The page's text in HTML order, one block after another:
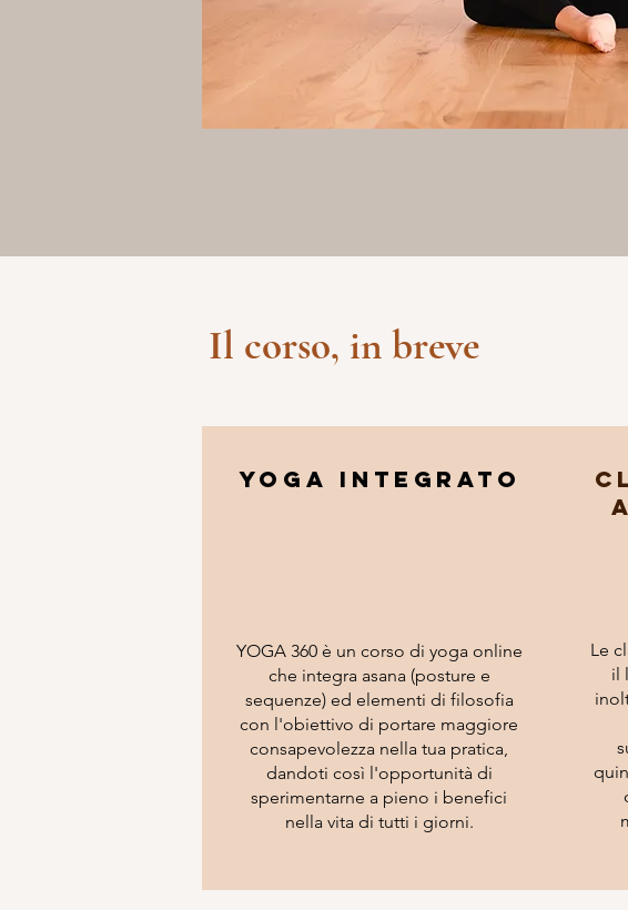
Il corso, in breve
Yoga integrato
YOGA 360 è un corso di yoga online
che integra asana (posture e
sequenze) ed elementi di filosofia
con l'obiettivo di portare maggiore
consapevolezza nella tua pratica,
dandoti così l'opportunità di
sperimentarne a pieno i benefici
nella vita di tutti i giorni.
Le
il